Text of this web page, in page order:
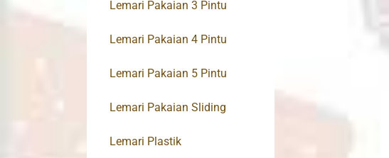
Lemari Pakaian 3 Pintu
Lemari Pakaian 4 Pintu
Lemari Pakaian 5 Pintu
Lemari Pakaian Sliding
Lemari Plastik